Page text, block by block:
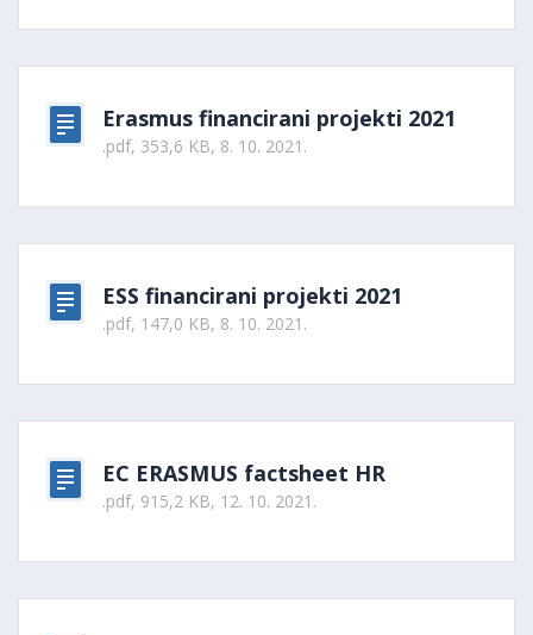
Erasmus financirani projekti 2021
.pdf, 353,6 KB, 8. 10. 2021.
ESS financirani projekti 2021
.pdf, 147,0 KB, 8. 10. 2021.
EC ERASMUS factsheet HR
.pdf, 915,2 KB, 12. 10. 2021.